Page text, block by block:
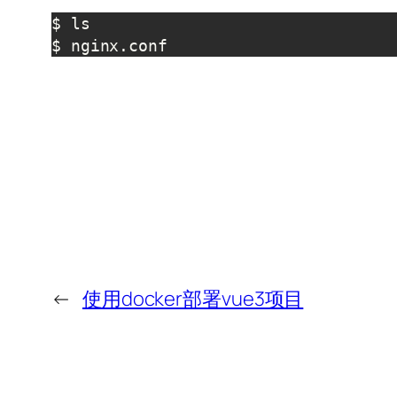
$ ls
$ nginx.conf
← 使用docker部署vue3项目